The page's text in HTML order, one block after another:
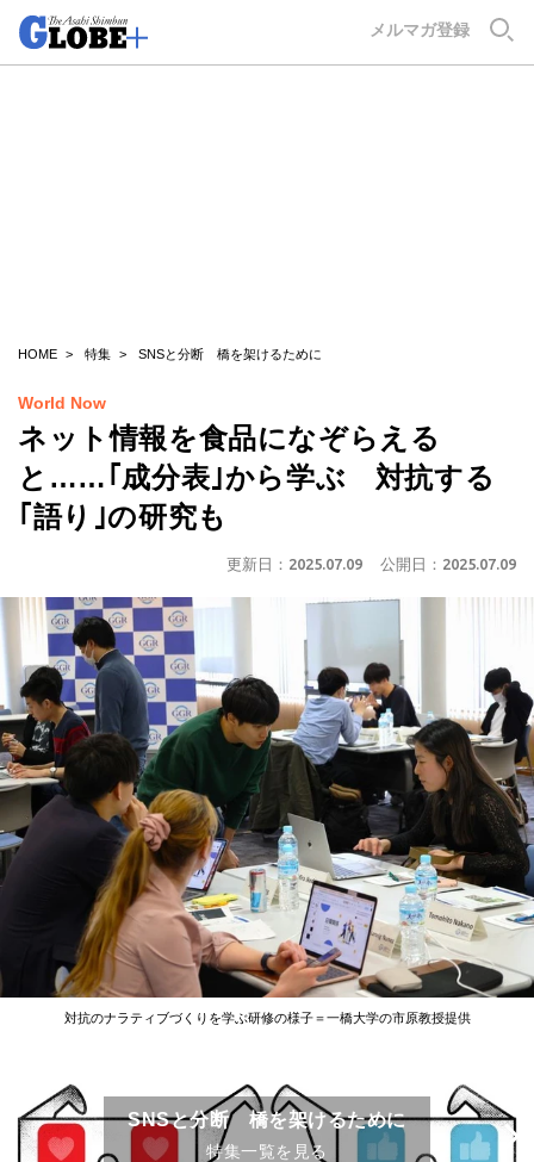
メルマガ登録
HOME 特集 SNSと分断 橋を架けるために
World Now
ネット情報を食品になぞらえる
と……｢成分表｣から学ぶ 対抗する
｢語り｣の研究も
更新日： 2025.07.09 公開日： 2025.07.09
対抗のナラティブづくりを学ぶ研修の様子＝一橋大学の市原教授提供
SNSと分断 橋を架けるために
特集一覧を見る